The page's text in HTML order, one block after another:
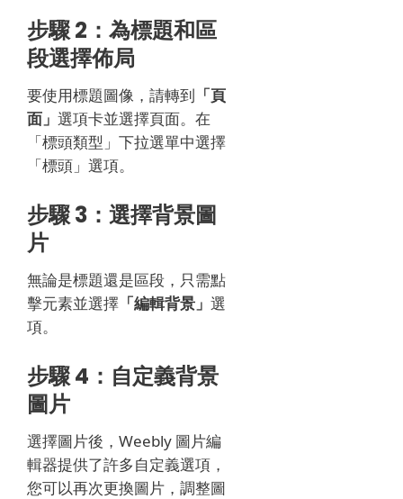
步驟 2：為標題和區
段選擇佈局
要使用標題圖像，請轉到 「頁
面」 選項卡並選擇頁面。在
「標頭類型」下拉選單中選擇
「標頭」選項。
步驟 3：選擇背景圖
片
無論是標題還是區段，只需點
擊元素並選擇 「編輯背景」 選
項。
步驟 4：自定義背景
圖片
選擇圖片後，Weebly 圖片編
輯器提供了許多自定義選項，
您可以再次更換圖片，調整圖